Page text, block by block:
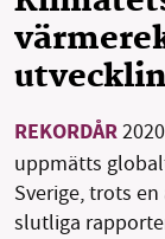
REKORDÅR
uppmätts
Sverige, trots
slutliga
SMB
starten
utveckla